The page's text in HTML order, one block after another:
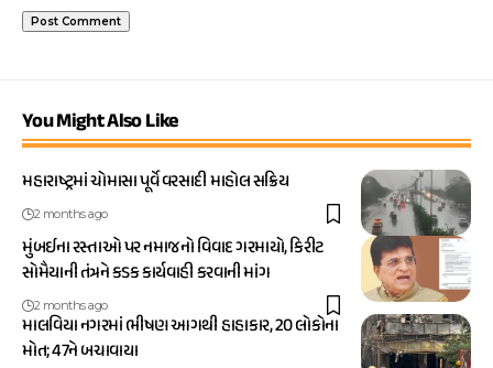
You Might Also Like
મહારાષ્ટ્રમાં ચોમાસા પૂર્વે વરસાદી માહોલ સક્રિય
2 months ago
મુંબઈના રસ્તાઓ પર નમાજનો વિવાદ ગરમાયો, કિરીટ
સોમૈયાની તંત્રને કડક કાર્યવાહી કરવાની માંગ
2 months ago
માલવિયા નગરમાં ભીષણ આગથી હાહાકાર, 20 લોકોના
મોત; 47ને બચાવાયા